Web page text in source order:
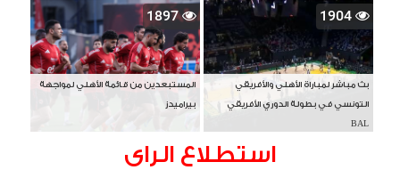
1904
بث مباشر لمباراة الأهلي والأفريقي
التونسي في بطولة الدوري الأفريقي
BAL
1897
المستبعدين من قائمة الأهلي لمواجهة
بيراميدز
استطلاع الراى